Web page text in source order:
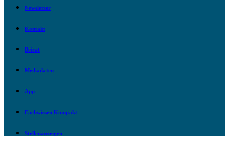
Newsletter
Kontakt
Beirat
Mediadaten
App
Fachwissen Kompakt
Stellenanzeigen